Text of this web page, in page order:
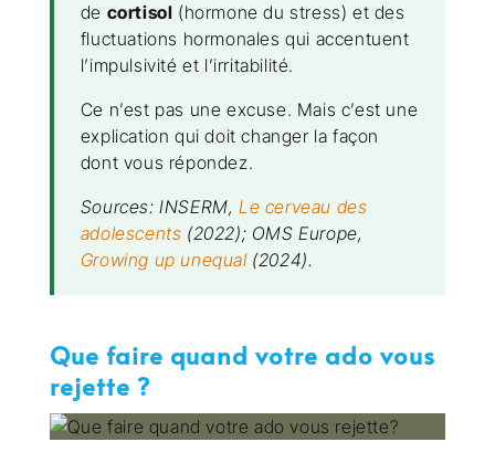
de cortisol (hormone du stress) et des
fluctuations hormonales qui accentuent
l’impulsivité et l’irritabilité.
Ce n’est pas une excuse. Mais c’est une
explication qui doit changer la façon
dont vous répondez.
Sources: INSERM, Le cerveau des
adolescents (2022); OMS Europe,
Growing up unequal(2024).
Que faire quand votre ado vous
rejette ?